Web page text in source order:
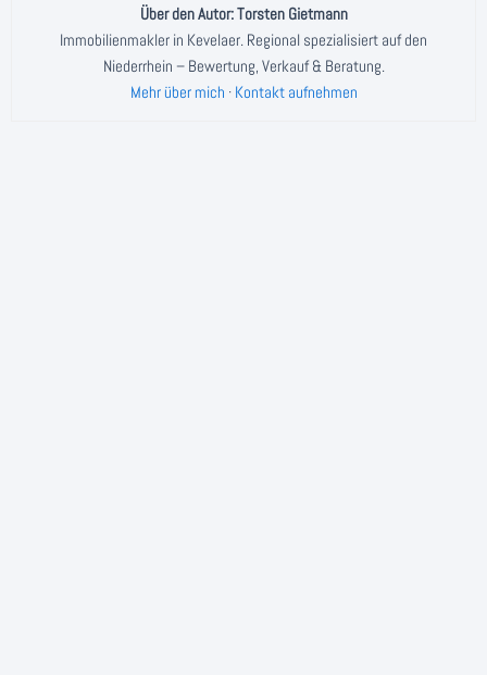
Über den Autor: Torsten Gietmann
Immobilienmakler in Kevelaer. Regional spezialisiert auf den
Niederrhein – Bewertung, Verkauf & Beratung.
Mehr über mich · Kontakt aufnehmen